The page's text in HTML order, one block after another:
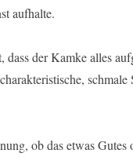
aufhalte.
dass der Kamke alles
schmale
ob das etwas Gutes